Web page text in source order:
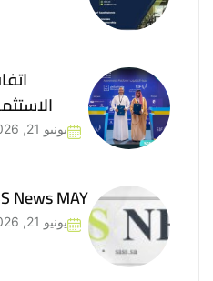
يونيو 21, 2026
News MAY
يونيو 21, 2026